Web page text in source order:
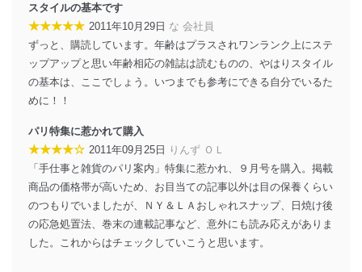
スタイルの基本です
★★★★★ 2011年10月29日 な 会社員
ずっと、購読しています。年齢はプラスされワンランク上にステ
ップアップと思い年齢相応の雑誌は読むものの、やはりスタイル
の基本は、ここでしょう。いつまでも参考にできる自分でいるた
めに！！
パリ特集に惹かれて購入
★★★★☆ 2011年09月25日
りんず ＯＬ
「手仕事と雑貨のパリ案内」特集に惹かれ、９月号を購入。掲載
商品の価格帯が高いため、お目当ての記事以外は目の保養くらい
のつもりでいましたが、ＮＹ＆ＬＡおしゃれスナップ、日焼け後
の応急処置法、巻末の連載記事など、意外にも読み応えがありま
した。これからはチェックしていこうと思います。